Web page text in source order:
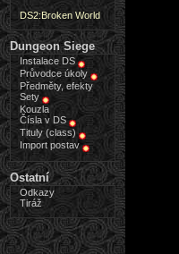
DS2:Broken World
Dungeon Siege
Instalace DS
Průvodce úkoly
Předměty, efekty
Sety
Kouzla
Čísla v DS
Tituly (class)
Import postav
Ostatní
Odkazy
Tiráž